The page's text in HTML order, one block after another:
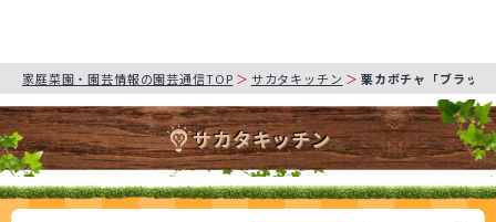
家庭菜園・園芸情報の園芸通信TOP サカタキッチン 栗カボチャ「ブラッ
サカタキッチン